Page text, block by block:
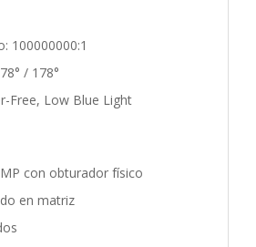
100000000:1
/ 178°
Free, Low Blue Light
con obturador físico
en matriz